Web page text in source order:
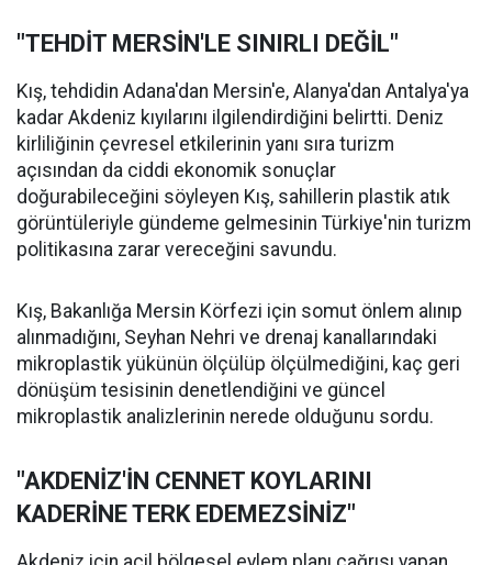
"TEHDİT MERSİN'LE SINIRLI DEĞİL"
Kış, tehdidin Adana'dan Mersin'e, Alanya'dan Antalya'ya
kadar Akdeniz kıyılarını ilgilendirdiğini belirtti. Deniz
kirliliğinin çevresel etkilerinin yanı sıra turizm
açısından da ciddi ekonomik sonuçlar
doğurabileceğini söyleyen Kış, sahillerin plastik atık
görüntüleriyle gündeme gelmesinin Türkiye'nin turizm
politikasına zarar vereceğini savundu.
Kış, Bakanlığa Mersin Körfezi için somut önlem alınıp
alınmadığını, Seyhan Nehri ve drenaj kanallarındaki
mikroplastik yükünün ölçülüp ölçülmediğini, kaç geri
dönüşüm tesisinin denetlendiğini ve güncel
mikroplastik analizlerinin nerede olduğunu sordu.
"AKDENİZ'İN CENNET KOYLARINI
KADERİNE TERK EDEMEZSİNİZ"